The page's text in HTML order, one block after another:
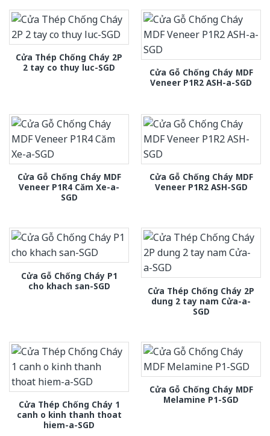
Cửa Thép Chống Cháy 2P
2 tay co thuy luc-SGD
Cửa Gỗ Chống Cháy MDF
Veneer P1R2 ASH-a-SGD
Cửa Gỗ Chống Cháy MDF
Veneer P1R4 Căm Xe-a-
SGD
Cửa Gỗ Chống Cháy MDF
Veneer P1R2 ASH-SGD
Cửa Gỗ Chống Cháy P1
cho khach san-SGD
Cửa Thép Chống Cháy 2P
dung 2 tay nam Cửa-a-
SGD
Cửa Thép Chống Cháy 1
canh o kinh thanh thoat
hiem-a-SGD
Cửa Gỗ Chống Cháy MDF
Melamine P1-SGD